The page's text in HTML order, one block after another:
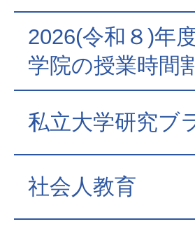
2026(令和８)年
学院の授業時間
私立大学研究ブ
社会人教育